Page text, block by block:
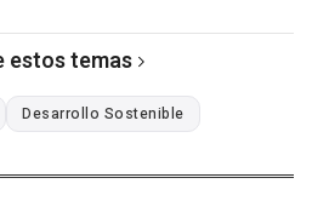
estos temas
Desarrollo Sostenible